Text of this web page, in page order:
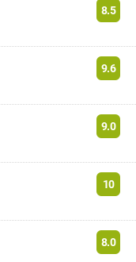
8.5
9.6
9.0
10
8.0